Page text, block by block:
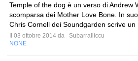
Temple of the dog è un verso di Andrew
scomparsa dei Mother Love Bone. In
Chris Cornell dei Soundgarden scrive un
Il 03 ottobre 2014 da
Subarralliccu
NONE